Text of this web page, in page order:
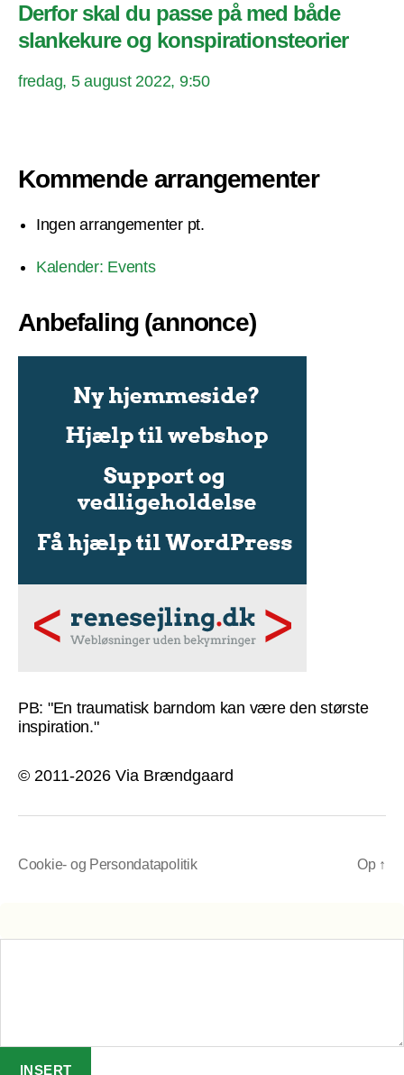
Derfor skal du passe på med både
slankekure og konspirationsteorier
fredag, 5 august 2022, 9:50
Kommende arrangementer
Ingen arrangementer pt.
Kalender: Events
Anbefaling (annonce)
PB: "En traumatisk barndom kan være den største
inspiration."
© 2011-2026 Via Brændgaard
Cookie- og Persondatapolitik Op ↑
INSERT